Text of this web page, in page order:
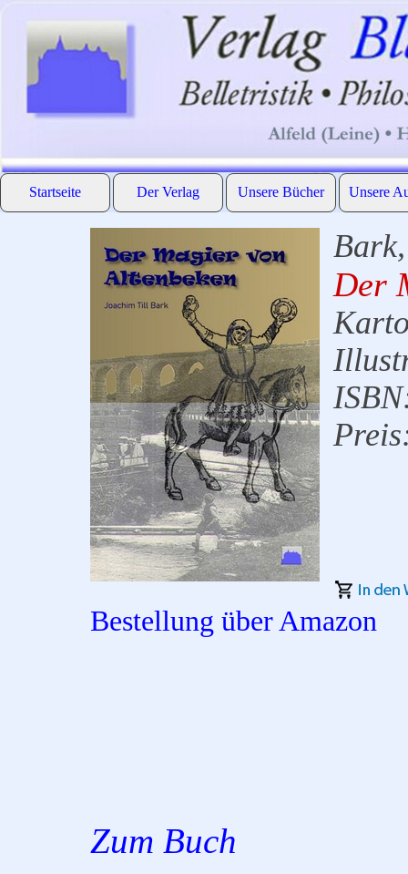
Startseite Der Verlag ▼
Unsere Bücher ▼
Unsere
Der
Bestellung über Amazon
Zum Buch